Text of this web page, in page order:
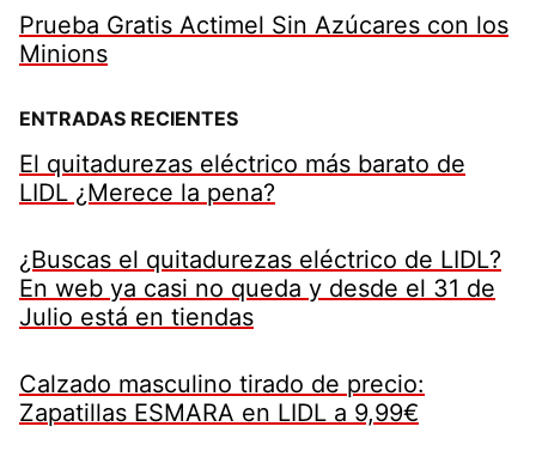
Prueba Gratis Actimel Sin Azúcares con los
Minions
ENTRADAS RECIENTES
El quitadurezas eléctrico más barato de
LIDL ¿Merece la pena?
¿Buscas el quitadurezas eléctrico de LIDL?
En web ya casi no queda y desde el 31 de
Julio está en tiendas
Calzado masculino tirado de precio:
Zapatillas ESMARA en LIDL a 9,99€